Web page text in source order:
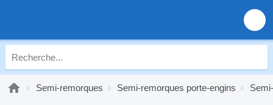
Semi-remorques Semi-remorques porte-engins